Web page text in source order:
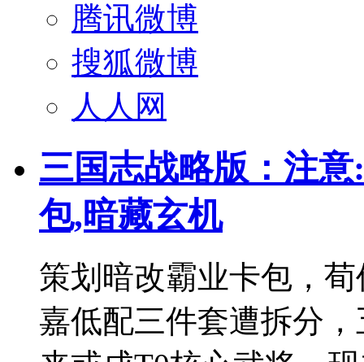
腾讯微博
搜狐微博
人人网
三国志战略版：注
包,暗藏玄机
策划暗改霸业卡包，
嘉低配三件套遭拆分